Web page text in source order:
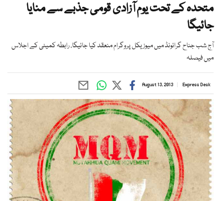
متحدہ کے تحت یوم آزادی قومی جذبے سے منایا
جائیگا
آج شب جناح گرائونڈ میں میوزیکل پروگرام منعقد کیا جائیگا، رابطہ کمیٹی کے اجلاس
میں فیصلہ
Express Desk
August 13, 2013